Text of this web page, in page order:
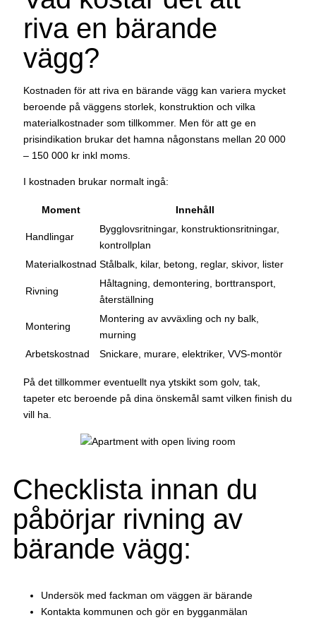
riva en bärande
vägg?
Kostnaden för att riva en bärande vägg kan variera mycket
beroende på väggens storlek, konstruktion och vilka
materialkostnader som tillkommer. Men för att ge en
prisindikation brukar det hamna någonstans mellan 20 000
– 150 000 kr inkl moms.
I kostnaden brukar normalt ingå:
Moment Innehåll
Handlingar
Bygglovsritningar, konstruktionsritningar,
kontrollplan
Materialkostnad Stålbalk, kilar, betong, reglar, skivor, lister
Rivning
Håltagning, demontering, borttransport,
återställning
Montering
Montering av avväxling och ny balk,
murning
Arbetskostnad
Snickare, murare, elektriker, VVS-montör
På det tillkommer eventuellt nya ytskikt som golv, tak,
tapeter etc beroende på dina önskemål samt vilken finish du
vill ha.
Checklista innan du
påbörjar rivning av
bärande vägg:
Undersök med fackman om väggen är bärande
Kontakta kommunen och gör en bygganmälan